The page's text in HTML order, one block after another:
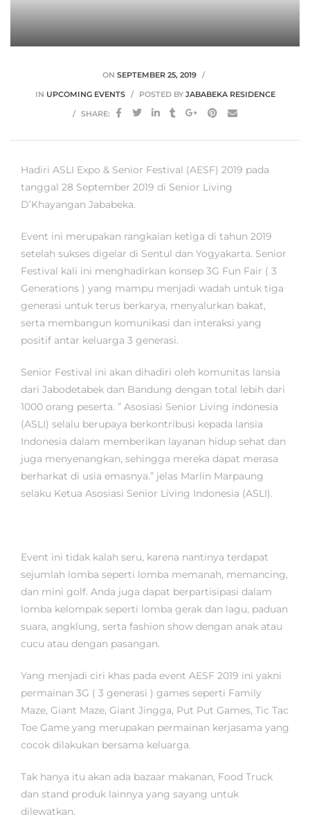
ON SEPTEMBER 25, 2019
IN UPCOMING EVENTS POSTED BY JABABEKA RESIDENCE
SHARE:
Hadiri ASLI Expo & Senior Festival (AESF) 2019 pada
tanggal 28 September 2019 di Senior Living
D’Khayangan Jababeka.
Event ini merupakan rangkaian ketiga di tahun 2019
setelah sukses digelar di Sentul dan Yogyakarta. Senior
Festival kali ini menghadirkan konsep 3G Fun Fair ( 3
Generations ) yang mampu menjadi wadah untuk tiga
generasi untuk terus berkarya, menyalurkan bakat,
serta membangun komunikasi dan interaksi yang
positif antar keluarga 3 generasi.
Senior Festival ini akan dihadiri oleh komunitas lansia
dari Jabodetabek dan Bandung dengan total lebih dari
1000 orang peserta. ” Asosiasi Senior Living indonesia
(ASLI) selalu berupaya berkontribusi kepada lansia
Indonesia dalam memberikan layanan hidup sehat dan
juga menyenangkan, sehingga mereka dapat merasa
berharkat di usia emasnya.” jelas Marlin Marpaung
selaku Ketua Asosiasi Senior Living Indonesia (ASLI).
Event ini tidak kalah seru, karena nantinya terdapat
sejumlah lomba seperti lomba memanah, memancing,
dan mini golf. Anda juga dapat berpartisipasi dalam
lomba kelompak seperti lomba gerak dan lagu, paduan
suara, angklung, serta fashion show dengan anak atau
cucu atau dengan pasangan.
Yang menjadi ciri khas pada event AESF 2019 ini yakni
permainan 3G ( 3 generasi ) games seperti Family
Maze, Giant Maze, Giant Jingga, Put Put Games, Tic Tac
Toe Game yang merupakan permainan kerjasama yang
cocok dilakukan bersama keluarga.
Tak hanya itu akan ada bazaar makanan, Food Truck
dan stand produk lainnya yang sayang untuk
dilewatkan.